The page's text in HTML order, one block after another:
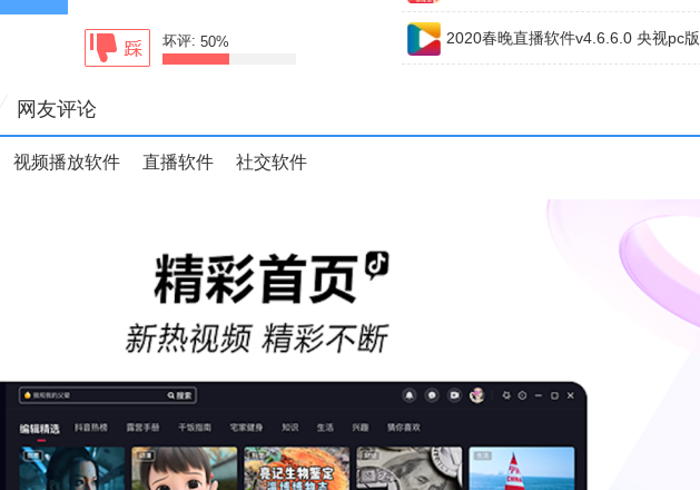
2020春晚直播软件v4.6.6.0 央视pc版
坏评: 50%
网友评论
视频播放软件 直播软件 社交软件